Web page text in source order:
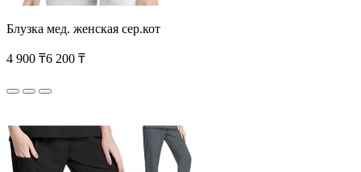
Блузка мед. женская сер.кот
4 900 ₸6 200 ₸